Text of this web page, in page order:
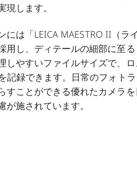
現します。
には「LEICA MAESTRO II（ラ
用し、ディテールの細部に至
しやすいファイルサイズで、
記録できます。日常のフォト
すことができる優れたカメラ
が施されています。